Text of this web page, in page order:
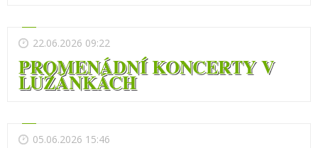
22.06.2026 09:22
PROMENÁDNÍ KONCERTY V
LUŽÁNKÁCH
05.06.2026 15:46